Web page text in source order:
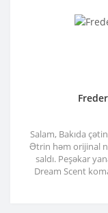
Salam, Bakıda
Ətrin həm orijinal
saldı. Peşəkar
Dream Scent